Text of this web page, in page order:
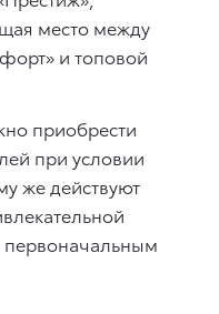
место между
и топовой
приобрести
при условии
же действуют
первоначальным